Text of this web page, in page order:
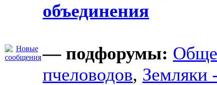
объединения
— подфорумы:
пчеловодов, Земляки